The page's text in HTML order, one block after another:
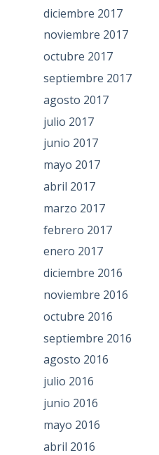
diciembre 2017
noviembre 2017
octubre 2017
septiembre 2017
agosto 2017
julio 2017
junio 2017
mayo 2017
abril 2017
marzo 2017
febrero 2017
enero 2017
diciembre 2016
noviembre 2016
octubre 2016
septiembre 2016
agosto 2016
julio 2016
junio 2016
mayo 2016
abril 2016